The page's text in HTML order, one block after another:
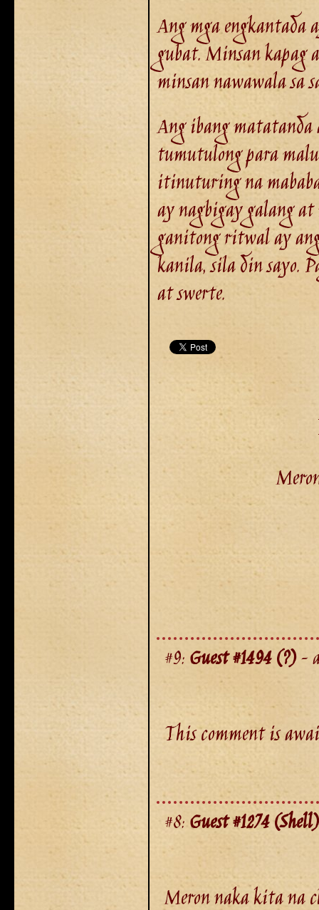
Ang mga
gubat. Minsan kapag
minsan nawawala sa
Ang ibang
tumutulong para
itinuturing na
ay nagbigay galang
ganitong ritwal ay
kanila, sila din sayo.
at swerte.
#9:Guest #1494 (?)-
This comment is
#8:Guest #1274 (Shell)
Meron naka kita na